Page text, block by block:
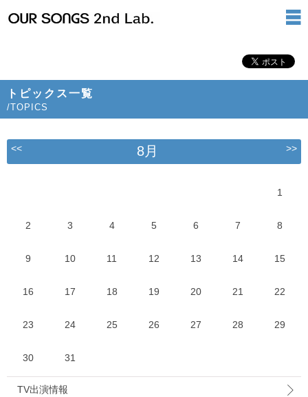
トピックス一覧
/TOPICS
<< 8月 >>
1
2 3 4 5 6 7 8
9 10 11 12 13 14 15
16 17 18 19 20 21 22
23 24 25 26 27 28 29
30 31
TV出演情報